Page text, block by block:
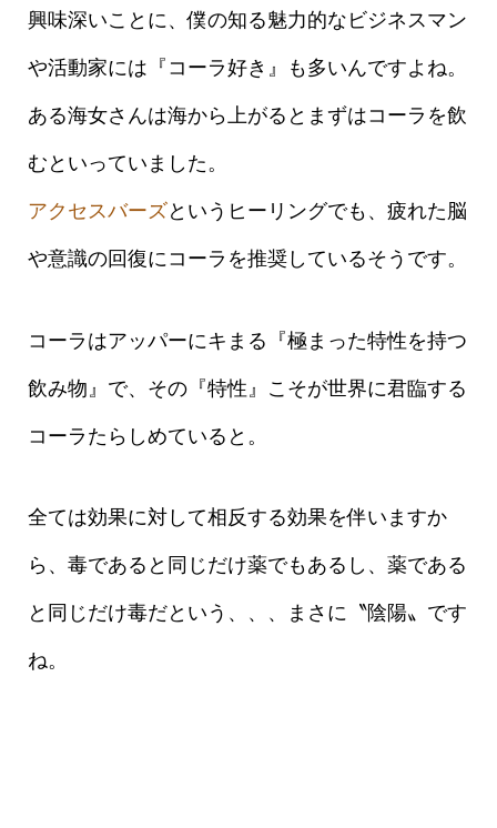
興味深いことに、僕の知る魅力的なビジネスマン
や活動家には『コーラ好き』も多いんですよね。
ある海女さんは海から上がるとまずはコーラを飲
むといっていました。
アクセスバーズというヒーリングでも、疲れた脳
や意識の回復にコーラを推奨しているそうです。
コーラはアッパーにキまる『極まった特性を持つ
飲み物』で、その『特性』こそが世界に君臨する
コーラたらしめていると。
全ては効果に対して相反する効果を伴いますか
ら、毒であると同じだけ薬でもあるし、薬である
と同じだけ毒だという、、、まさに〝陰陽〟です
ね。